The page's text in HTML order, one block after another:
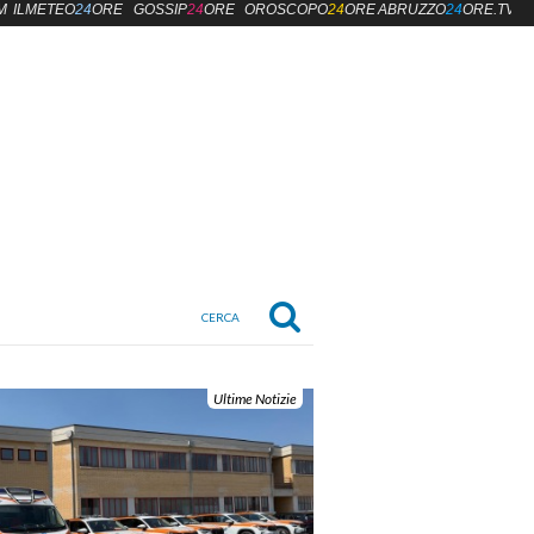
Ultime Notizie
ILMETEO24ORE GOSSIP24ORE OROSCOPO24OREABRUZZO24ORE.TV